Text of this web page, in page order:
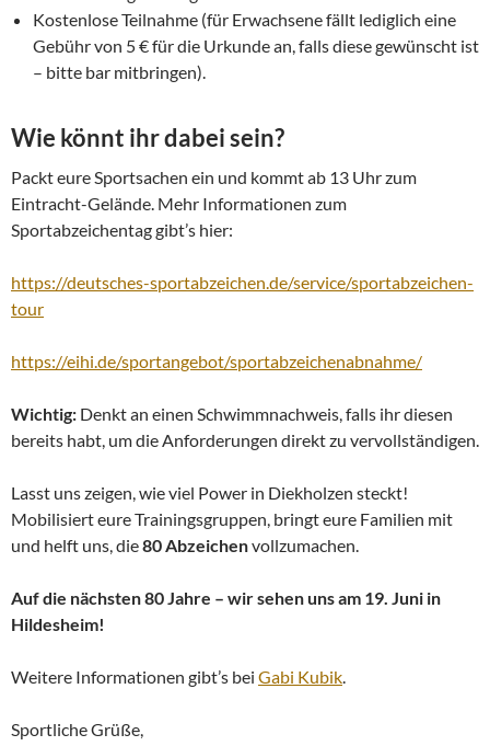
Kostenlose Teilnahme (für Erwachsene fällt lediglich eine
Gebühr von 5 € für die Urkunde an, falls diese gewünscht ist
– bitte bar mitbringen).
Wie könnt ihr dabei sein?
Packt eure Sportsachen ein und kommt ab 13 Uhr zum
Eintracht-Gelände. Mehr Informationen zum
Sportabzeichentag gibt’s hier:
https://deutsches-sportabzeichen.de/service/sportabzeichen-
tour
https://eihi.de/sportangebot/sportabzeichenabnahme/
Wichtig: Denkt an einen Schwimmnachweis, falls ihr diesen
bereits habt, um die Anforderungen direkt zu vervollständigen.
Lasst uns zeigen, wie viel Power in Diekholzen steckt!
Mobilisiert eure Trainingsgruppen, bringt eure Familien mit
und helft uns, die80 Abzeichenvollzumachen.
Auf die nächsten 80 Jahre – wir sehen uns am 19. Juni in
Hildesheim!
Weitere Informationen gibt’s bei Gabi Kubik.
Sportliche Grüße,